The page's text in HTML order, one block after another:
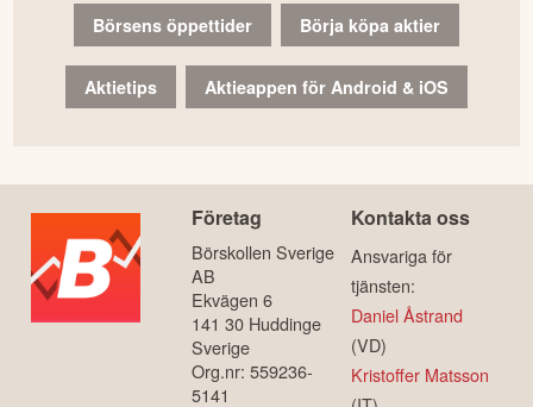
Börsens öppettider Börja köpa aktier
Aktietips Aktieappen för Android & iOS
Företag
Börskollen Sverige
AB
Ekvägen 6
141 30 Huddinge
Sverige
Org.nr: 559236-
5141
Kontakta oss
Ansvariga för
tjänsten:
Daniel Åstrand
(VD)
Kristoffer Matsson